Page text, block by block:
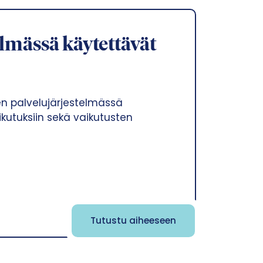
käytettävät
palvelujärjestelmässä
sekä vaikutusten
Tutustu aiheeseen